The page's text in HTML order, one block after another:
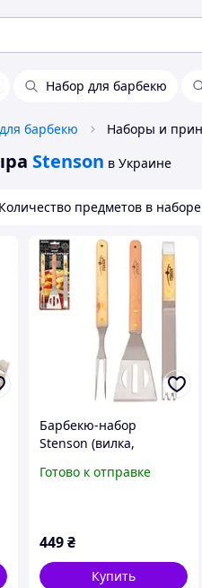
Набор для барбекю
барбекю
Stenson в Украине
Количество предметов в наборе
Барбекю-набор
Stenson (вилка,
Готово к отправке
449₴
Купить